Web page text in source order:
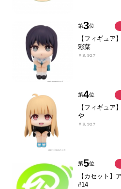
第3位
【フィギュア
彩葉
￥3,927
第4位
【フィギュア
や
￥3,927
第5位
【カセット】
#14